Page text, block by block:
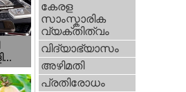
കേരള
സാംസ്കാരിക
വ്യക്തിത്വം
വിദ്യാഭ്യാസം
അഴിമതി
പ്രതിരോധം